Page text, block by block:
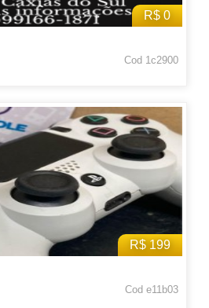
R$ 0
Cod 1c2900
R$ 199
Cod e11b03